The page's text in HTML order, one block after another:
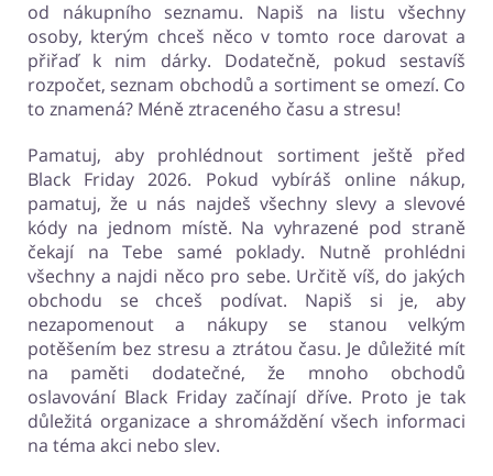
od nákupního seznamu. Napiš na listu všechny
osoby, kterým chceš něco v tomto roce darovat a
přiřaď k nim dárky. Dodatečně, pokud sestavíš
rozpočet, seznam obchodů a sortiment se omezí. Co
to znamená? Méně ztraceného času a stresu!
Pamatuj, aby prohlédnout sortiment ještě před
Black Friday 2026. Pokud vybíráš online nákup,
pamatuj, že u nás najdeš všechny slevy a slevové
kódy na jednom místě. Na vyhrazené pod straně
čekají na Tebe samé poklady. Nutně prohlédni
všechny a najdi něco pro sebe. Určitě víš, do jakých
obchodu se chceš podívat. Napiš si je, aby
nezapomenout a nákupy se stanou velkým
potěšením bez stresu a ztrátou času. Je důležité mít
na paměti dodatečné, že mnoho obchodů
oslavování Black Friday začínají dříve. Proto je tak
důležitá organizace a shromáždění všech informaci
na téma akci nebo slev.